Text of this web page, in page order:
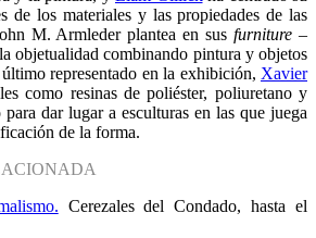
de los materiales y las propiedades de las
M. Armleder plantea en susfurniture –
objetualidad combinando pintura y objetos
representado en la exhibición, Xavier
como resinas de poliéster, poliuretano y
dar lugar a esculturas en las que juega
de la forma.
Cerezales del Condado, hasta el